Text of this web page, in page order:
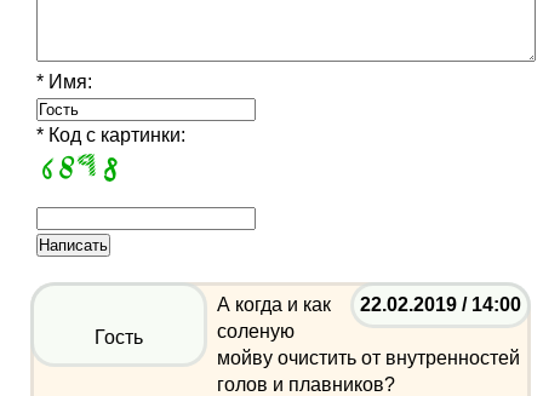
* Имя:
* Код с картинки:
22.02.2019 / 14:00
Гость
А когда и как
соленую
мойву очистить от внутренностей
голов и плавников?